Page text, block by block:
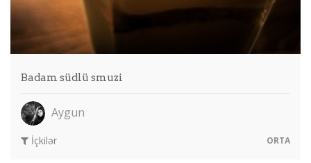
Badam südlü smuzi
Aygun
İçkilər ORTA